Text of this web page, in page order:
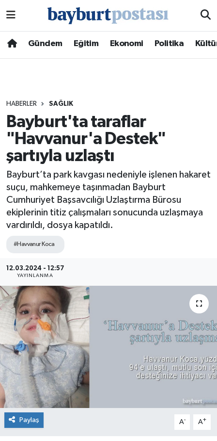
Gündem Eğitim Ekonomi Politika
HABERLER SAĞLIK
Bayburt'ta taraflar
"Havvanur'a Destek"
şartıyla uzlaştı
Bayburt’ta park kavgası nedeniyle işlenen hakaret
suçu, mahkemeye taşınmadan Bayburt
Cumhuriyet Başsavcılığı Uzlaştırma Bürosu
ekiplerinin titiz çalışmaları sonucunda uzlaşmaya
vardırıldı, dosya kapatıldı.
#Havvanur Koca
12.03.2024 - 12:57
YAYINLANMA
Paylaş A- A+
Hava Durumu
Süper Lig Puan Durumu ve Fikstür
Tüm Manşetler
Son Dakika Haberleri
Haber Arşivi